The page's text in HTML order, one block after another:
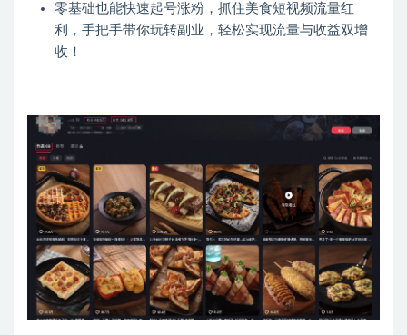
零基础也能快速起号涨粉，抓住美食短视频流量红
利，手把手带你玩转副业，轻松实现流量与收益双增
收！